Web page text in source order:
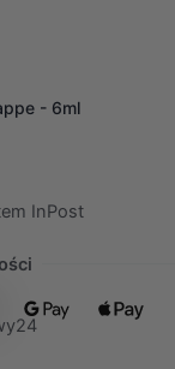
- 6ml
InPost